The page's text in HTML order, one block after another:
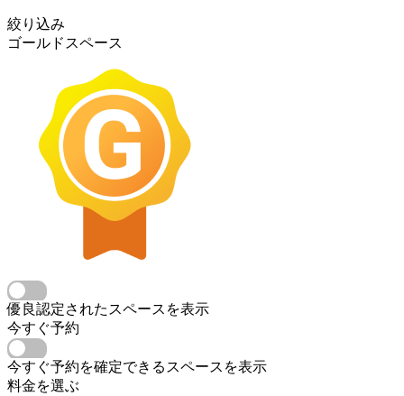
絞り込み
ゴールドスペース
優良認定されたスペースを表示
今すぐ予約
今すぐ予約を確定できるスペースを表示
料金を選ぶ